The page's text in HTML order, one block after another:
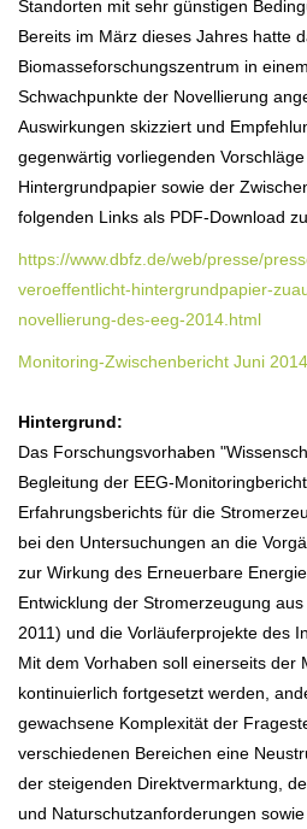
Standorten mit sehr günstigen
Bereits im März dieses Jahres hatte
Biomasseforschungszentrum in
Schwachpunkte der Novellierung
Auswirkungen skizziert und
gegenwärtig vorliegenden
Hintergrundpapier sowie der
folgenden Links als PDF-Download
https://www.dbfz.de/web/presse/
veroeffentlicht-hintergrundpapier-
novellierung-des-eeg-2014.html
Monitoring-Zwischenbericht Juni 2014
Hintergrund:
Das Forschungsvorhaben
Begleitung der EEG-
Erfahrungsberichts für die
bei den Untersuchungen an die
zur Wirkung des Erneuerbare
Entwicklung der Stromerzeugung
2011) und die Vorläuferprojekte des
Mit dem Vorhaben soll einerseits der
kontinuierlich fortgesetzt werden,
gewachsene Komplexität der
verschiedenen Bereichen eine
der steigenden Direktvermarktung,
und Naturschutzanforderungen